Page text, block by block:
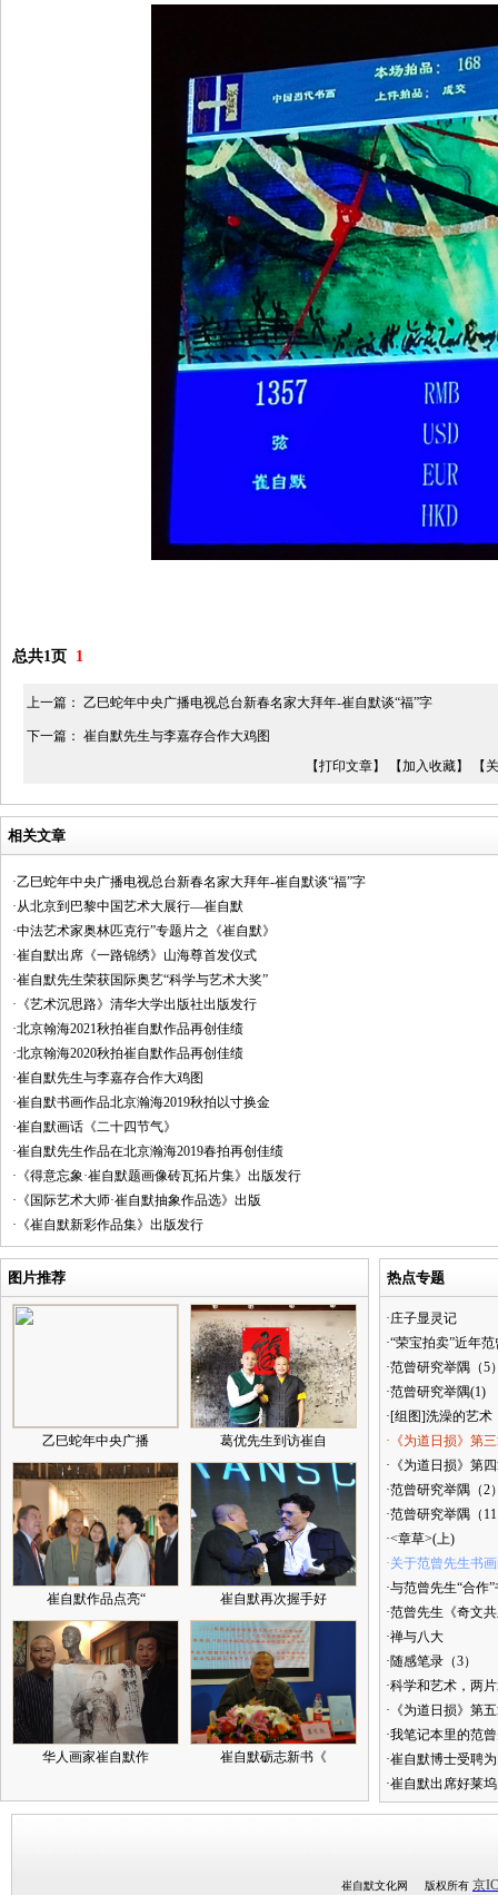
总共1页 1
上一篇： 乙巳蛇年中央广播电视总台新春名家大拜年-崔自默谈“福”字
下一篇： 崔自默先生与李嘉存合作大鸡图
【打印文章】
【加入收藏】 【
相关文章
·乙巳蛇年中央广播电视总台新春名家大拜年-崔自默谈“福”字
·从北京到巴黎中国艺术大展行—崔自默
·中法艺术家奥林匹克行”专题片之《崔自默》
·崔自默出席《一路锦绣》山海尊首发仪式
·崔自默先生荣获国际奥艺“科学与艺术大奖”
·《艺术沉思路》清华大学出版社出版发行
·北京翰海2021秋拍崔自默作品再创佳绩
·北京翰海2020秋拍崔自默作品再创佳绩
·崔自默先生与李嘉存合作大鸡图
·崔自默书画作品北京瀚海2019秋拍以寸换金
·崔自默画话《二十四节气》
·崔自默先生作品在北京瀚海2019春拍再创佳绩
·《得意忘象·崔自默题画像砖瓦拓片集》出版发行
·《国际艺术大师·崔自默抽象作品选》出版
·《崔自默新彩作品集》出版发行
图片推荐
乙巳蛇年中央广播 葛优先生到访崔自
崔自默作品点亮“ 崔自默再次握手好
华人画家崔自默作 崔自默砺志新书《
热点专题
·庄子显灵记
·“荣宝拍卖”近年
·范曾研究举隅（5
·范曾研究举隅(1)
·[组图]洗澡的艺
·《为道日损》第
·《为道日损》第
·范曾研究举隅（2
·范曾研究举隅（
·<章草>(上)
·关于范曾先生书
·与范曾先生“合作
·范曾先生《奇文
·禅与八大
·随感笔录（3）
·科学和艺术，两
·《为道日损》第
·我笔记本里的范
·崔自默博士受聘
·崔自默出席好莱
崔自默文化网 版权所有 京